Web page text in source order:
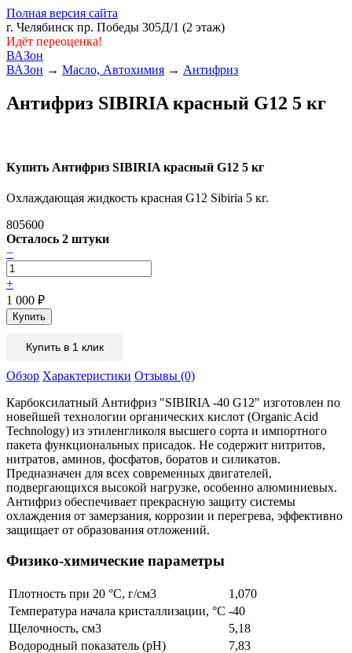
Полная версия сайта
г. Челябинск пр. Победы 305Д/1 (2 этаж)
Идёт переоценка!
ВАЗон
ВАЗон → Масло, Автохимия → Антифриз
Антифриз SIBIRIA красный G12 5 кг
Купить Антифриз SIBIRIA красный G12 5 кг
Охлаждающая жидкость красная G12 Sibiria 5 кг.
805600
Осталось 2 штуки
−
+
1 000 ₽
Купить в 1 клик
Обзор Характеристики Отзывы (0)
Карбоксилатный Антифриз "SIBIRIA -40 G12" изготовлен по
новейшей технологии органических кислот (Organic Acid
Technology) из этиленгликоля высшего сорта и импортного
пакета функциональных присадок. Не содержит нитритов,
нитратов, аминов, фосфатов, боратов и силикатов.
Предназначен для всех современных двигателей,
подвергающихся высокой нагрузке, особенно алюминиевых.
Антифриз обеспечивает прекрасную защиту системы
охлаждения от замерзания, коррозии и перегрева, эффективно
защищает от образования отложений.
Физико-химические параметры
Плотность при 20 °C, г/см3
1,070
Температура начала кристаллизации, °C -40
Щелочность, см3
5,18
Водородный показатель (рН)
7,83